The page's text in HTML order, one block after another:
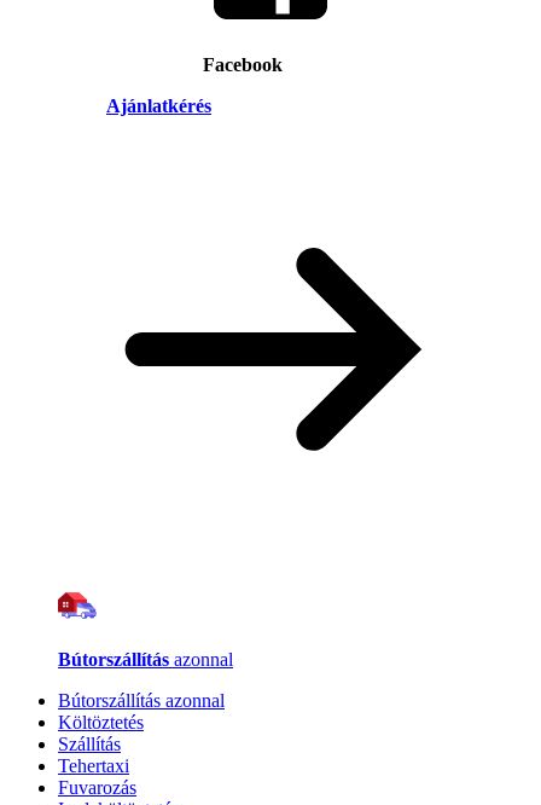
Facebook
Ajánlatkérés
Bútorszállítás azonnal
Bútorszállítás azonnal
Költöztetés
Szállítás
Tehertaxi
Fuvarozás